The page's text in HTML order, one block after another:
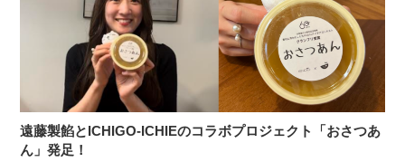
遠藤製餡とICHIGO-ICHIEのコラボプロジェクト「おさつあ
ん」発足！